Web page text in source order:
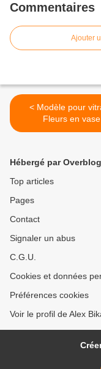
Commentaires
Ajouter
< Modèle pour vitrail -
Fleurs en vase
Hébergé par Overblog
Top articles
Pages
Contact
Signaler un abus
C.G.U.
Cookies et données
Préférences cookies
Voir le profil de Alex